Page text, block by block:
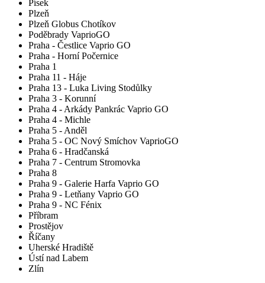
Písek
Plzeň
Plzeň Globus Chotíkov
Poděbrady VaprioGO
Praha - Čestlice Vaprio GO
Praha - Horní Počernice
Praha 1
Praha 11 - Háje
Praha 13 - Luka Living Stodůlky
Praha 3 - Korunní
Praha 4 - Arkády Pankrác Vaprio GO
Praha 4 - Michle
Praha 5 - Anděl
Praha 5 - OC Nový Smíchov VaprioGO
Praha 6 - Hradčanská
Praha 7 - Centrum Stromovka
Praha 8
Praha 9 - Galerie Harfa Vaprio GO
Praha 9 - Letňany Vaprio GO
Praha 9 - NC Fénix
Příbram
Prostějov
Říčany
Uherské Hradiště
Ústí nad Labem
Zlín